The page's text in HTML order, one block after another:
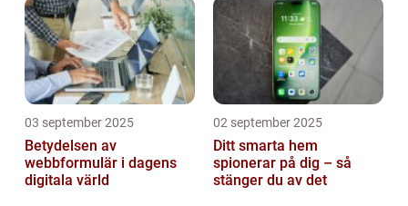
03 september 2025
Betydelsen av
webbformulär i dagens
digitala värld
02 september 2025
Ditt smarta hem
spionerar på dig – så
stänger du av det